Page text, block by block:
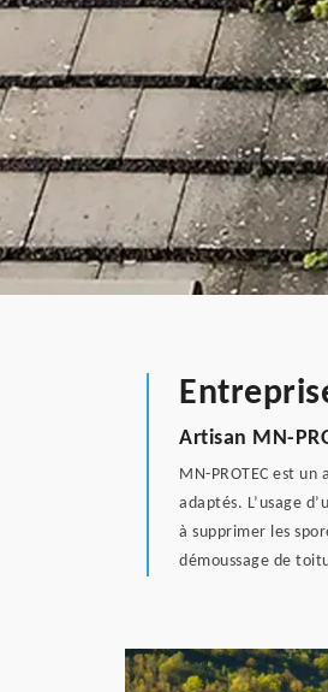
Artisan MN-
MN-PROTEC est
adaptés. L’usage
à supprimer les
démoussage de